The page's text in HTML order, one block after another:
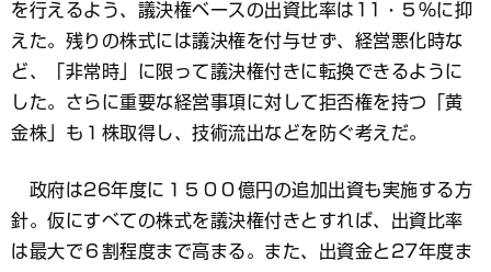
を行えるよう、議決権ベースの出資比率は11・５％に抑
えた。残りの株式には議決権を付与せず、経営悪化時な
ど、「非常時」に限って議決権付きに転換できるように
した。さらに重要な経営事項に対して拒否権を持つ「黄
金株」も１株取得し、技術流出などを防ぐ考えだ。
政府は26年度に１５００億円の追加出資も実施する方
針。仮にすべての株式を議決権付きとすれば、出資比率
は最大で６割程度まで高まる。また、出資金と27年度ま